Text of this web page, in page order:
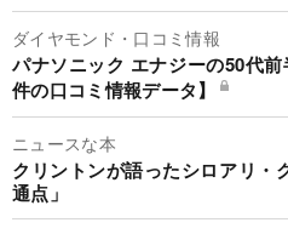
ダイヤモンド・口コミ情報
パナソニック エナジーの50代
件の口コミ情報データ】
ニュースな本
クリントンが語ったシロアリ・
通点」